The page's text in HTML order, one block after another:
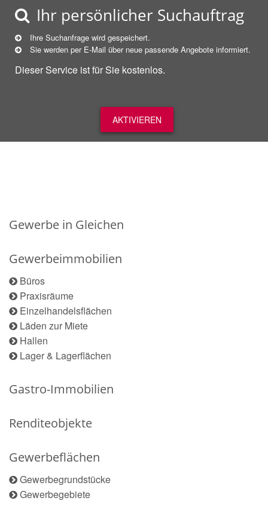
Ihr persönlicher Suchauftrag
Ihre Suchanfrage wird gespeichert.
Sie werden per E-Mail über neue passende Angebote informiert.
Dieser Service ist für Sie kostenlos.
AKTIVIEREN
Gewerbe in Gleichen
Gewerbeimmobilien
Büros
Praxisräume
Einzelhandelsflächen
Läden zur Miete
Hallen
Lager & Lagerflächen
Gastro-Immobilien
Renditeobjekte
Gewerbeflächen
Gewerbegrundstücke
Gewerbegebiete